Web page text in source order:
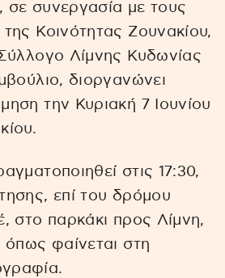
σε συνεργασία με τους
Κοινότητας Ζουνακίου,
Λίμνης Κυδωνίας
διοργανώνει
την Κυριακή 7 Ιουνίου
στις 17:30,
επί του δρόμου
στο παρκάκι προς Λίμνη,
όπως φαίνεται στη